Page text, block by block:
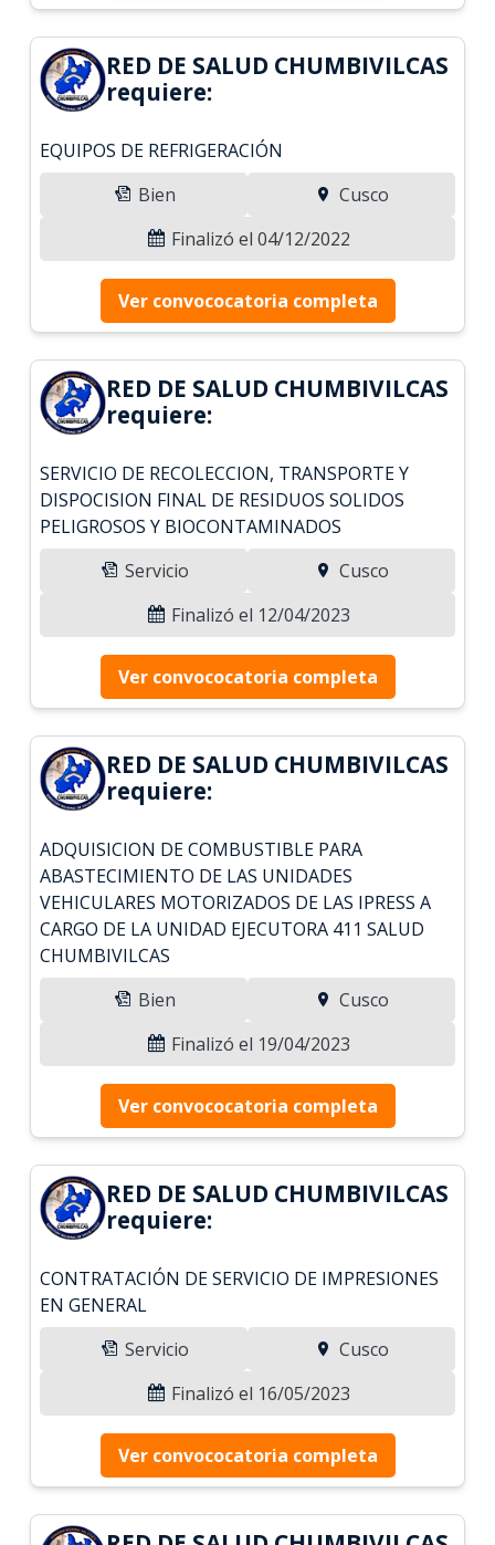
RED DE SALUD CHUMBIVILCAS
requiere:
EQUIPOS DE REFRIGERACIÓN
Bien
Cusco
Finalizó el 04/12/2022
Ver convococatoria completa
RED DE SALUD CHUMBIVILCAS
requiere:
SERVICIO DE RECOLECCION, TRANSPORTE Y
DISPOCISION FINAL DE RESIDUOS SOLIDOS
PELIGROSOS Y BIOCONTAMINADOS
Servicio
Cusco
Finalizó el 12/04/2023
Ver convococatoria completa
RED DE SALUD CHUMBIVILCAS
requiere:
ADQUISICION DE COMBUSTIBLE PARA
ABASTECIMIENTO DE LAS UNIDADES
VEHICULARES MOTORIZADOS DE LAS IPRESS A
CARGO DE LA UNIDAD EJECUTORA 411 SALUD
CHUMBIVILCAS
Bien
Cusco
Finalizó el 19/04/2023
Ver convococatoria completa
RED DE SALUD CHUMBIVILCAS
requiere:
CONTRATACIÓN DE SERVICIO DE IMPRESIONES
EN GENERAL
Servicio
Cusco
Finalizó el 16/05/2023
Ver convococatoria completa